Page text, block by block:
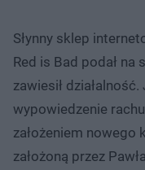
Słynny sklep
Red is Bad podał
zawiesił
wypowiedzenie
założeniem nowego
założoną przez